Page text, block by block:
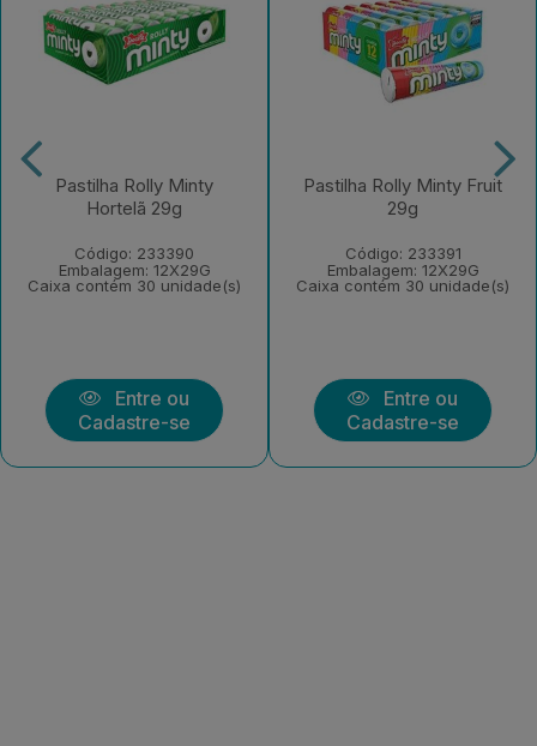
Pastilha Rolly Minty
Hortelã 29g
Código: 233390
Embalagem: 12X29G
Caixa contém 30 unidade(s)
Entre ou
Cadastre-se
Pastilha Rolly Minty Fruit
29g
Código: 233391
Embalagem: 12X29G
Caixa contém 30 unidade(s)
Entre ou
Cadastre-se